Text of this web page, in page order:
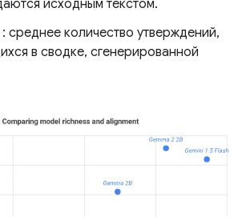
исходным текстом.
: среднее количество утверждений,
в сводке, сгенерированной